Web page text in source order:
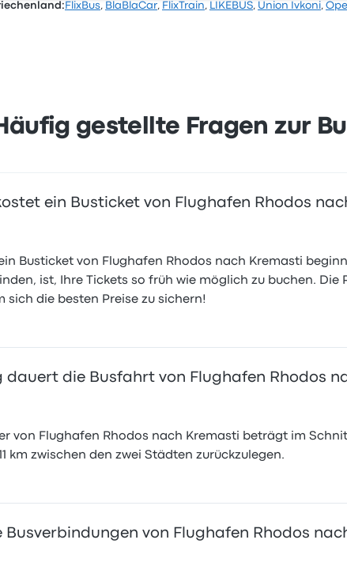
FlixBus, BlaBlaCar, FlixTrain, LIKEBUS, Union Ivkoni,
gestellte Fragen zur
ein Busticket von Flughafen Rhodos
Busticket von Flughafen Rhodos nach Kremasti
ist, Ihre Tickets so früh wie möglich zu buchen.
sich die besten Preise zu sichern!
dauert die Busfahrt von Flughafen Rhodos
von Flughafen Rhodos nach Kremasti beträgt im
km zwischen den zwei Städten zurückzulegen.
Busverbindungen von Flughafen Rhodos